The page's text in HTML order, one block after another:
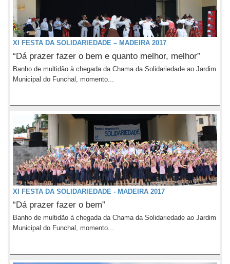
XI FESTA DA SOLIDARIEDADE – MADEIRA 2017
“Dá prazer fazer o bem e quanto melhor, melhor”
Banho de multidão à chegada da Chama da Solidariedade ao Jardim
Municipal do Funchal, momento...
XI FESTA DA SOLIDARIEDADE - MADEIRA 2017
“Dá prazer fazer o bem”
Banho de multidão à chegada da Chama da Solidariedade ao Jardim
Municipal do Funchal, momento...